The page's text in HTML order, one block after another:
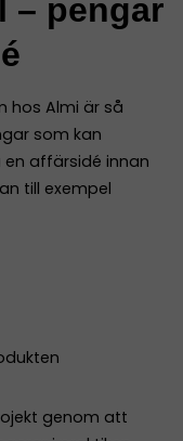
– pengar
hos Almi är så
som kan
affärsidé innan
till exempel
genom att